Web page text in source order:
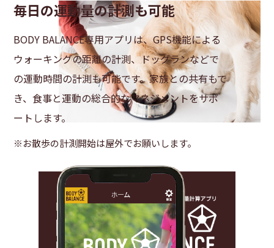
毎日の運動量の計測も可能
BODY BALANCE専用アプリは、GPS機能による
ウォーキングの距離の計測、ドッグランなどで
の運動時間の計測も可能です。家族との共有もで
き、食事と運動の総合的なマネジメントをサポ
ートします。
※お散歩の計測開始は屋外でお願いします。